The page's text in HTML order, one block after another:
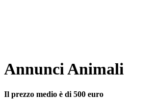
Annunci Animali
Il prezzo medio è di 500 euro